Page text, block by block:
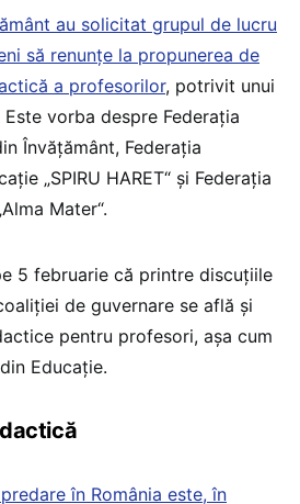
au solicitat grupul de lucru
să renunțe la propunerea de
a profesorilor, potrivit unui
vorba despre Federația
Învățământ, Federația
„SPIRU HARET“ și Federația
Mater“.
5 februarie că printre discuțiile
de guvernare se află și
pentru profesori, așa cum
Educație.
în România este, în